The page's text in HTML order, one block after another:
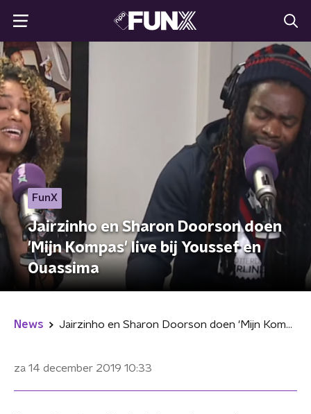
FunX
Jairzinho en Sharon Doorson doen
'Mijn Kompas' live bij Youssef en
Ouassima
News Jairzinho en Sharon Doorson doen 'Mijn Kompas' live bij Youssef en Ouassima
za 14 december 2019 10:33